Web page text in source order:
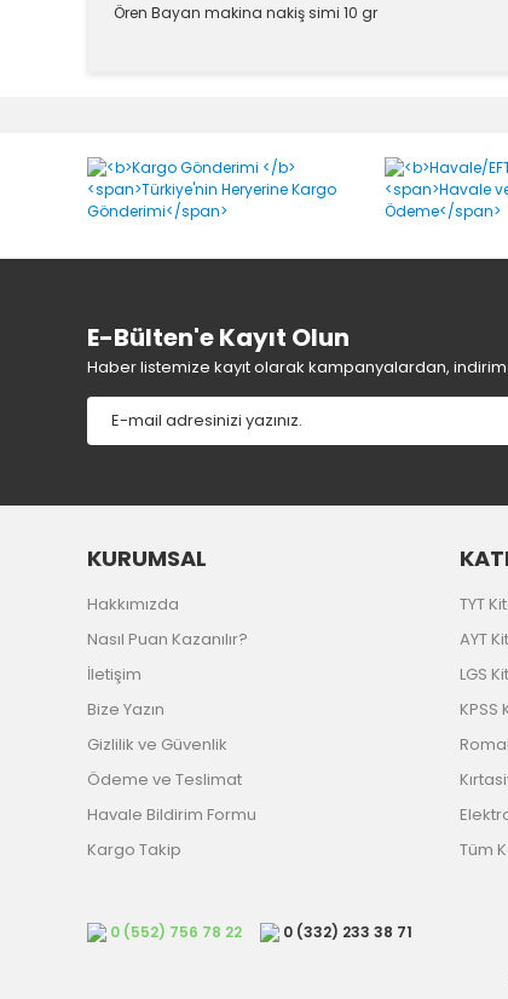
Ören Bayan makina nakiş simi 10 gr
Ürün resmi kalitesiz, bozuk veya
Ürün açıklamasında eksik bilgiler bulunuyor.
Ürün bilgilerinde hatalar bulunuyor.
Ürün fiyatı diğer sitelerden daha pahalı.
E-Bülten'e Kayıt Olun
Haber listemize kayıt olarak kampanyalardan,
KURUMSAL
Hakkımızda
Nasıl Puan Kazanılır?
İletişim
Bize Yazın
Gizlilik ve Güvenlik
Ödeme ve Teslimat
Havale Bildirim Formu
Kargo Takip
TYT
AYT
LGS
KPSS
Tüm
0 (552) 756 78 22 0 (332) 233 38 71